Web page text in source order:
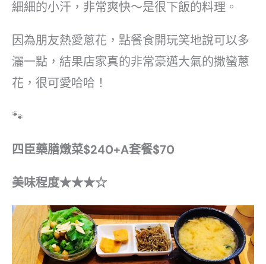
細細的小汗，非常爽快～是很下飯的料理。
因為朋友熱愛蔥花，點餐食開玩笑地說可以多
灑一點，結果店家真的非常豪邁大氣的撒蠻蔥
花，很可愛哈哈！
🐾
四臣藥膳燉菜$240+A套餐$70
美味程度★★★☆